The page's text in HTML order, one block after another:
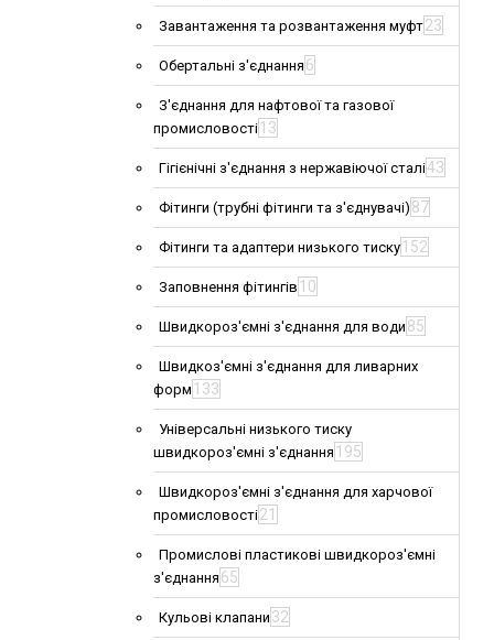
Завантаження та розвантаження муфт23
Обертальні з'єднання 6
З'єднання для нафтової та газової
промисловості 13
Гігієнічні з'єднання з нержавіючої сталі43
Фітинги (трубні фітинги та з'єднувачі) 87
Фітинги та адаптери низького тиску 152
Заповнення фітингів 10
Швидкороз'ємні з'єднання для води 85
Швидкоз'ємні з'єднання для ливарних
форм 133
Універсальні низького тиску
швидкороз'ємні з'єднання 195
Швидкороз'ємні з'єднання для харчової
промисловості21
Промислові пластикові швидкороз'ємні
з'єднання 65
Кульові клапани 32